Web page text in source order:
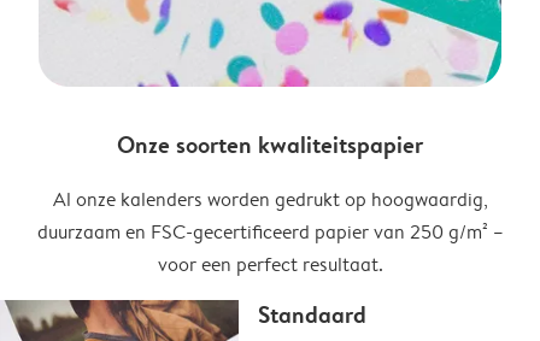
Onze soorten kwaliteitspapier
Al onze kalenders worden gedrukt op hoogwaardig,
duurzaam en FSC-gecertificeerd papier van 250 g/m² –
voor een perfect resultaat.
Standaard